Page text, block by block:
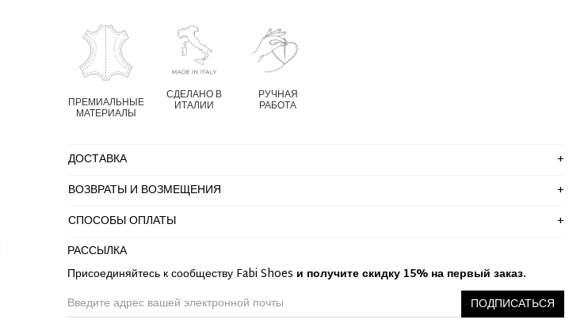
ПРЕМИАЛЬНЫЕ
МАТЕРИАЛЫ
СДЕЛАНО В
ИТАЛИИ
РУЧНАЯ
РАБОТА
ДОСТАВКА
ВОЗВРАТЫ И ВОЗМЕЩЕНИЯ
СПОСОБЫ ОПЛАТЫ
РАССЫЛКА
Присоединяйтесь к сообществу Fabi Shoes и получите скидку 15% на первый заказ.
ПОДПИСАТЬСЯ